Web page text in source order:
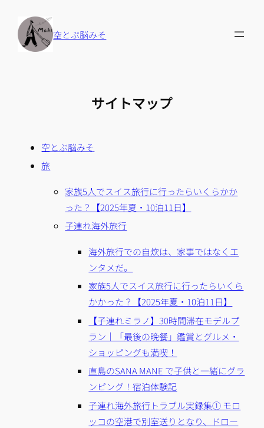
空とぶ脳みそ
サイトマップ
空とぶ脳みそ
旅
家族5人でスイス旅行に行ったらいくらかか
った？【2025年夏・10泊11日】
子連れ海外旅行
海外旅行での自炊は、家事ではなくエ
ンタメだ。
家族5人でスイス旅行に行ったらいくら
かかった？【2025年夏・10泊11日】
【子連れミラノ】30時間滞在モデルプ
ラン｜「最後の晩餐」鑑賞とグルメ・
ショッピングも満喫！
直島のSANA MANE で子供と一緒にグラ
ンピング！宿泊体験記
子連れ海外旅行トラブル実録集① モロ
ッコの空港で別室送りとなり、ドロー